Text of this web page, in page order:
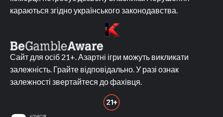
караються згідно українського законодавства.
Сайт для осіб 21+. Азартні ігри можуть викликати
залежність. Грайте відповідально. У разі ознак
залежності звертайтеся до фахівця.